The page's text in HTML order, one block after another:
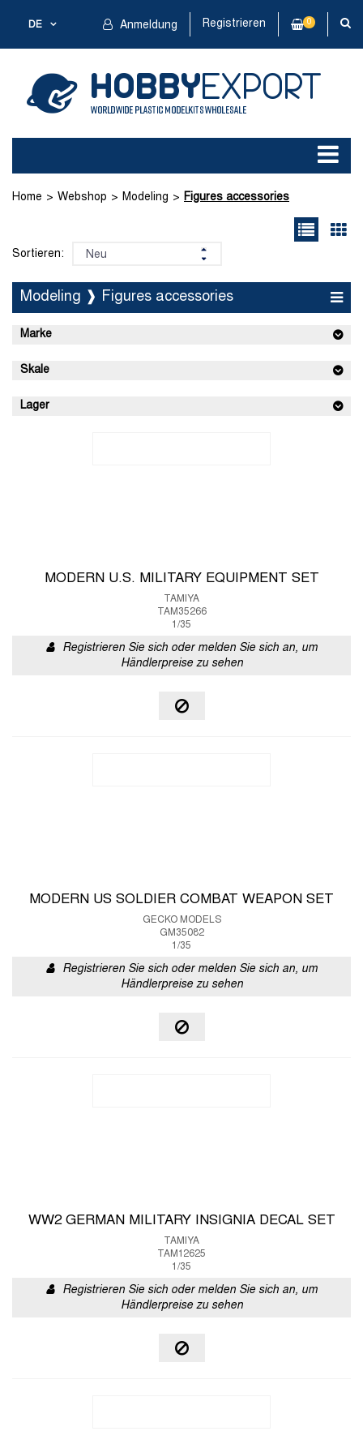
DE Anmeldung Registrieren 0
Home Webshop Modeling Figures accessories
Sortieren:
Modeling ❱ Figures accessories
Marke
Skale
Lager
MODERN U.S. MILITARY EQUIPMENT SET
TAMIYA
TAM35266
1/35
Registrieren Sie sich oder melden Sie sich an, um
Händlerpreise zu sehen
MODERN US SOLDIER COMBAT WEAPON SET
GECKO MODELS
GM35082
1/35
Registrieren Sie sich oder melden Sie sich an, um
Händlerpreise zu sehen
WW2 GERMAN MILITARY INSIGNIA DECAL SET
TAMIYA
TAM12625
1/35
Registrieren Sie sich oder melden Sie sich an, um
Händlerpreise zu sehen